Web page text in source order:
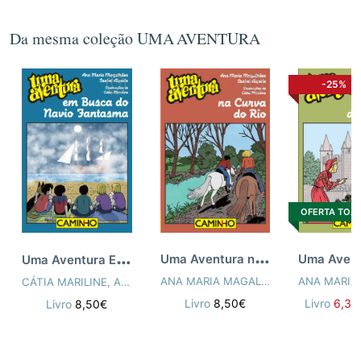
Da mesma coleção UMA AVENTURA
U
ma Aventura Em Busca do Navio Fantasma
CÁTIA MARILINE, ANA MARIA MAGALHÃES ,ISABEL ALÇADA
Livro8,50€
U
ma Aventura na Curva do Rio
ANA MARIA MAGALHÃES
ISABEL
Livro 8,50€
-25%
OFERTA
Livro